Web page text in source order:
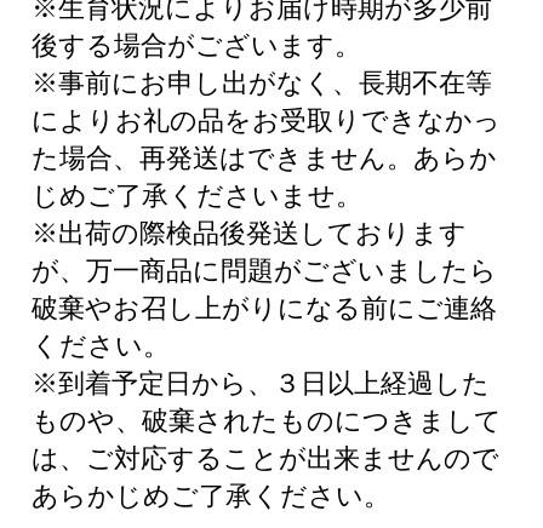
※生育状況によりお届け時期が多少前
後する場合がございます。
※事前にお申し出がなく、長期不在等
によりお礼の品をお受取りできなかっ
た場合、再発送はできません。あらか
じめご了承くださいませ。
※出荷の際検品後発送しております
が、万一商品に問題がございましたら
破棄やお召し上がりになる前にご連絡
ください。
※到着予定日から、３日以上経過した
ものや、破棄されたものにつきまして
は、ご対応することが出来ませんので
あらかじめご了承ください。